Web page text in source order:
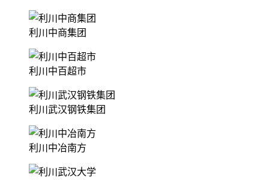
利川中商集团
利川中百超市
利川武汉钢铁集团
利川中冶南方